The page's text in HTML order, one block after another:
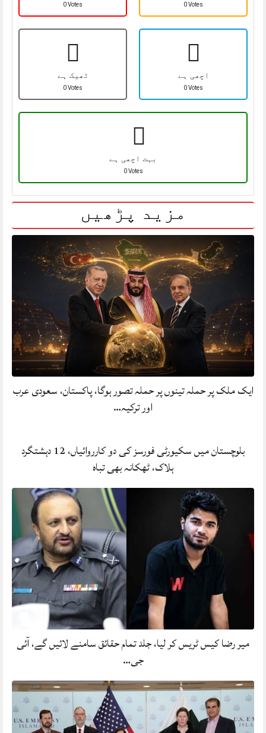
0 Votes 0 Votes
ٹھیک ہے
0 Votes
اچھی ہے
0 Votes
بہت اچھی ہے
0 Votes
مزید پڑھیں
ایک ملک پر حملہ تینوں پر حملہ تصور ہوگا، پاکستان، سعودی عرب
اور ترکیہ…
بلوچستان میں سکیورٹی فورسز کی دو کارروائیاں، 12 دہشتگرد
ہلاک، ٹھکانہ بھی تباہ
میر رضا کیس ٹریس کر لیا، جلد تمام حقائق سامنے لائیں گے، آئی
جی…